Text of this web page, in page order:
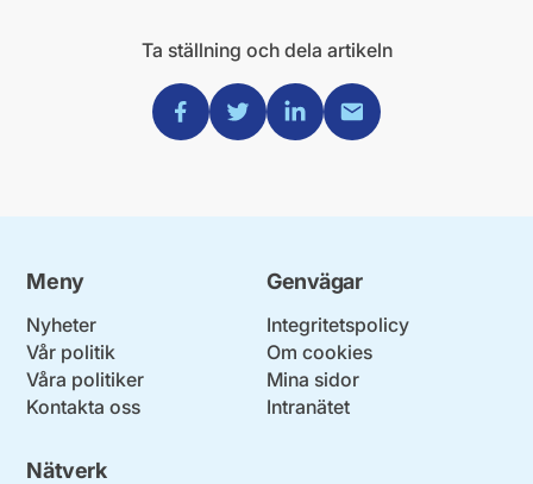
Ta ställning och dela artikeln
Dela via Facebook
Dela via Twitter
Dela via Linkedin
Dela via Mail
Meny
Nyheter
Vår politik
Våra politiker
Kontakta oss
Genvägar
Integritetspolicy
Om cookies
Mina sidor
Intranätet
Nätverk